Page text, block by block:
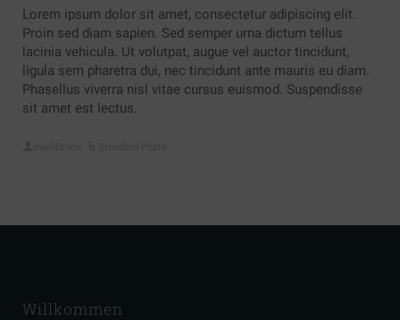
Lorem ipsum dolor sit amet, consectetur adipiscing elit.
Proin sed diam sapien. Sed semper urna dictum tellus
lacinia vehicula. Ut volutpat, augue vel auctor tincidunt,
ligula sem pharetra dui, nec tincidunt ante mauris eu diam.
Phasellus viverra nisl vitae cursus euismod. Suspendisse
sit amet est lectus.
Willkommen